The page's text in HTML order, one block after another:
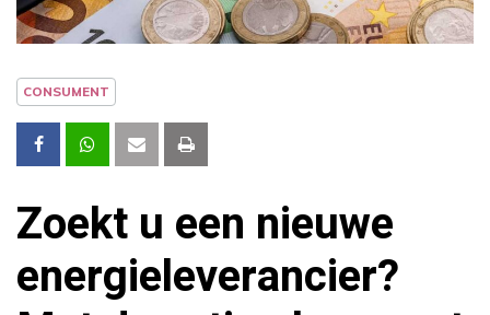
CONSUMENT
Zoekt u een nieuwe
energieleverancier?